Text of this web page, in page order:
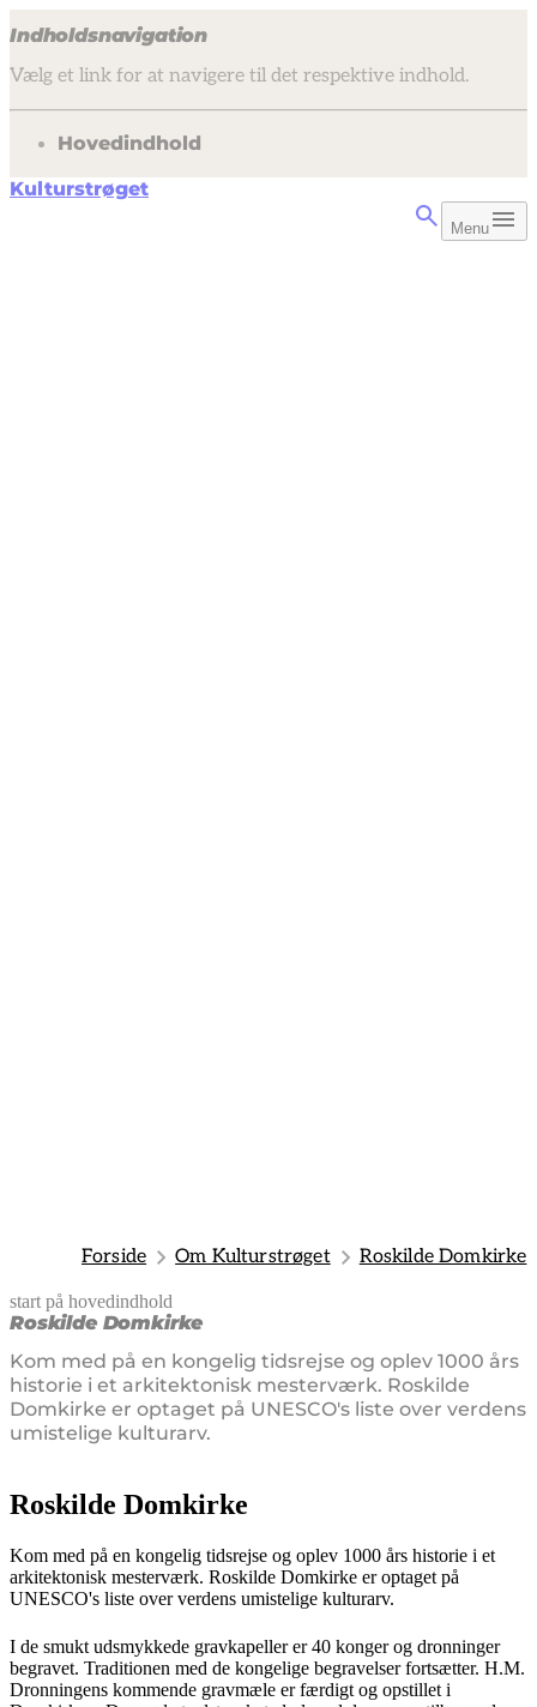
Indholdsnavigation
Vælg et link for at navigere til det respektive indhold.
gå til
Hovedindhold
Kulturstrøget
Menu
Forside Om Kulturstrøget Roskilde Domkirke
start på hovedindhold
Roskilde Domkirke
Kom med på en kongelig tidsrejse og oplev 1000 års
historie i et arkitektonisk mesterværk. Roskilde
Domkirke er optaget på UNESCO's liste over verdens
umistelige kulturarv.
senest opdateret 21. februar 2025
Roskilde Domkirke
Kom med på en kongelig tidsrejse og oplev 1000 års historie i et
arkitektonisk mesterværk. Roskilde Domkirke er optaget på
UNESCO's liste over verdens umistelige kulturarv.
I de smukt udsmykkede gravkapeller er 40 konger og dronninger
begravet. Traditionen med de kongelige begravelser fortsætter. H.M.
Dronningens kommende gravmæle er færdigt og opstillet i